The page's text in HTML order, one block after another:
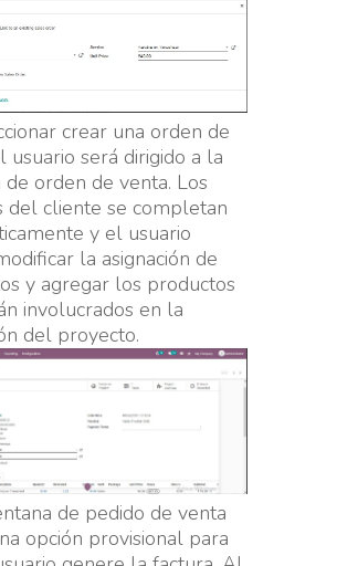
crear una orden de
usuario será dirigido a la
de orden de venta. Los
del cliente se completan
y el usuario
la asignación de
y agregar los productos
involucrados en la
del proyecto.
de pedido de venta
opción provisional para